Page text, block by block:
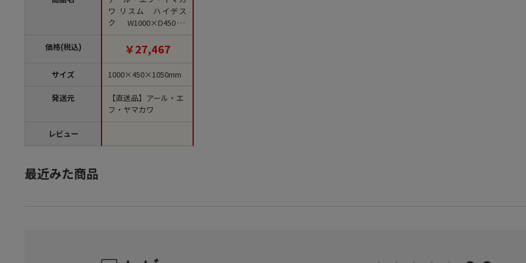
価格(税込)
サイズ
発送元
レビュー
ワ リスム ハイデス
ク W1000×D450 ウ
ォルナット×ブラッ
ク コンセント付 RFF
HD-1045DM-BL 1台
【直送品】
￥27,467
1000×450×1050mm
【直送品】アール・エ
フ・ヤマカワ
最近みた商品